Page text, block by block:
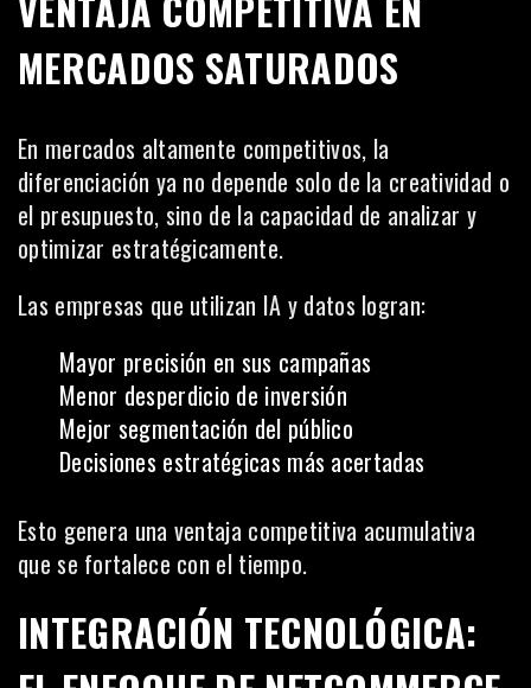
MERCADOS SATURADOS
En mercados altamente competitivos, la
diferenciación ya no depende solo de la creatividad o
el presupuesto, sino de la capacidad de analizar y
optimizar estratégicamente.
Las empresas que utilizan IA y datos logran:
Mayor precisión en sus campañas
Menor desperdicio de inversión
Mejor segmentación del público
Decisiones estratégicas más acertadas
Esto genera una ventaja competitiva acumulativa
que se fortalece con el tiempo.
INTEGRACIÓN TECNOLÓGICA: